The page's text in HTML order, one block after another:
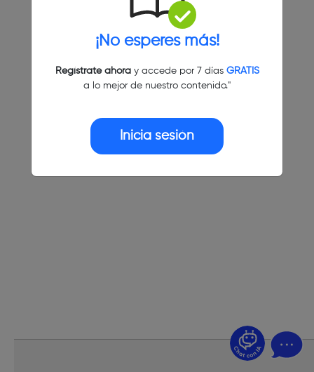
¡No esperes más!
Regístrate ahoray accede por 7 días GRATIS
a lo mejor de nuestro contenido."
Inicia sesión